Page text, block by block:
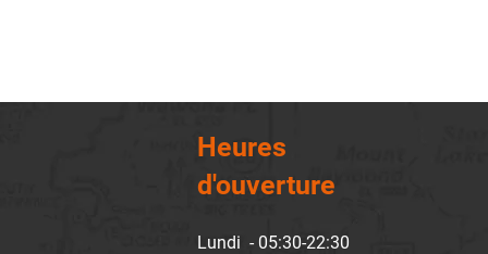
Heures
d'ouverture
Lundi - 05:30-22:30